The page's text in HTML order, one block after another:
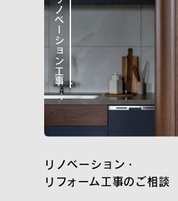
リノベーション工事
リノベーション・
リフォーム工事のご相談